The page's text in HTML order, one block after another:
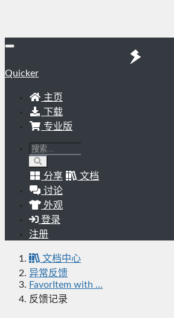
Quicker
主页
下载
专业版
分享
文档
讨论
外观
登录
注册
文档中心
异常反馈
FavorItem with ...
反馈记录